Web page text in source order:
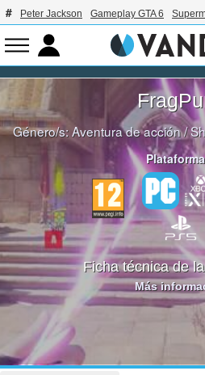
Peter Jackson Gameplay GTA 6
Género/s:Aventura de acción/
Ficha técnica de
Más